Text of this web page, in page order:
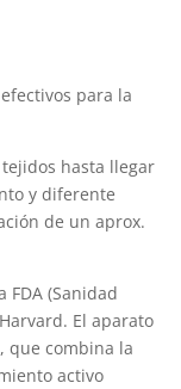
para la
hasta llegar
y diferente
de un aprox.
(Sanidad
El aparato
que combina la
activo